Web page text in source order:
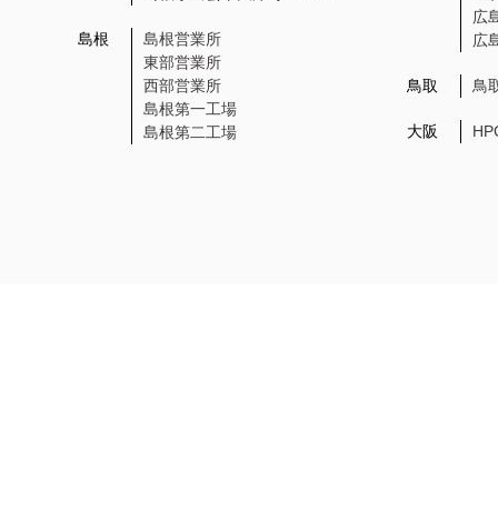
島根
島根営業所
東部営業所
西部営業所
島根第一工場
島根第二工場
広
広
鳥取 鳥
大阪